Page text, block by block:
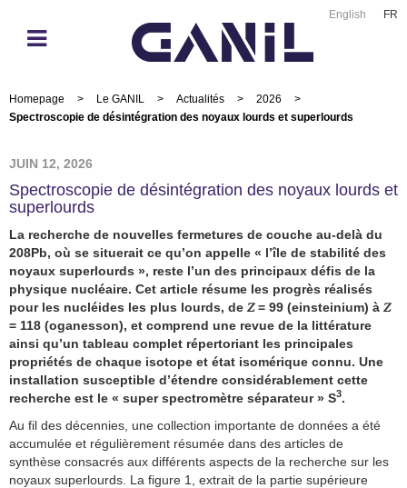
English FR
Homepage > Le GANIL > Actualités > 2026
>
Spectroscopie de désintégration des noyaux lourds et superlourds
JUIN 12, 2026
Spectroscopie de désintégration des noyaux lourds et
superlourds
La recherche de nouvelles fermetures de couche au-delà du
208Pb, où se situerait ce qu’on appelle « l’île de stabilité des
noyaux superlourds », reste l’un des principaux défis de la
physique nucléaire. Cet article résume les progrès réalisés
pour les nucléides les plus lourds, de 𝑍= 99 (einsteinium) à 𝑍
= 118 (oganesson), et comprend une revue de la littérature
ainsi qu’un tableau complet répertoriant les principales
propriétés de chaque isotope et état isomérique connu. Une
installation susceptible d’étendre considérablement cette
recherche est le « super spectromètre séparateur » S3.
Au fil des décennies, une collection importante de données a été
accumulée et régulièrement résumée dans des articles de
synthèse consacrés aux différents aspects de la recherche sur les
noyaux superlourds. La figure 1, extrait de la partie supérieure